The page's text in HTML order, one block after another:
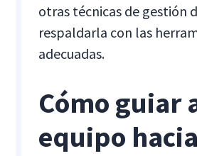
otras técnicas de gestión
respaldarla con las
adecuadas.
Cómo guiar
equipo